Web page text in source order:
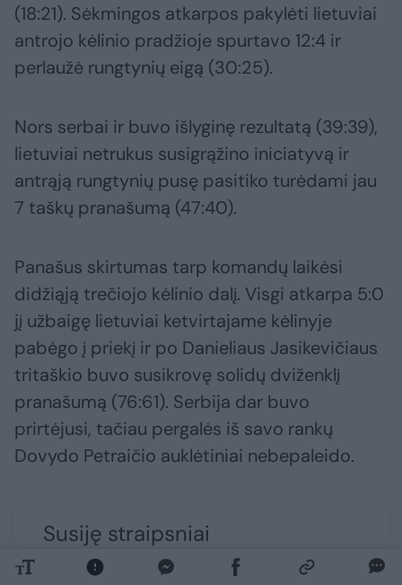
(18:21). Sėkmingos atkarpos pakylėti lietuviai
antrojo kėlinio pradžioje spurtavo 12:4 ir
perlaužė rungtynių eigą (30:25).
Nors serbai ir buvo išlyginę rezultatą (39:39),
lietuviai netrukus susigrąžino iniciatyvą ir
antrąją rungtynių pusę pasitiko turėdami jau
7 taškų pranašumą (47:40).
Panašus skirtumas tarp komandų laikėsi
didžiąją trečiojo kėlinio dalį. Visgi atkarpa 5:0
jį užbaigę lietuviai ketvirtajame kėlinyje
pabėgo į priekį ir po Danieliaus Jasikevičiaus
tritaškio buvo susikrovę solidų dviženklį
pranašumą (76:61). Serbija dar buvo
prirtėjusi, tačiau pergalės iš savo rankų
Dovydo Petraičio auklėtiniai nebepaleido.
Susiję straipsniai